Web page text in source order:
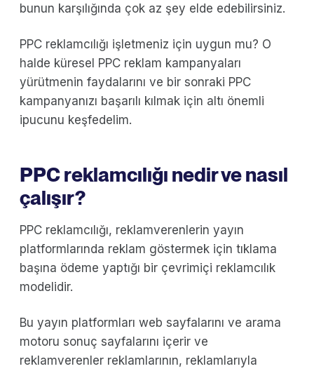
bunun karşılığında çok az şey elde edebilirsiniz.
PPC reklamcılığı işletmeniz için uygun mu? O
halde küresel PPC reklam kampanyaları
yürütmenin faydalarını ve bir sonraki PPC
kampanyanızı başarılı kılmak için altı önemli
ipucunu keşfedelim.
PPC reklamcılığı nedir ve nasıl
çalışır?
PPC reklamcılığı, reklamverenlerin yayın
platformlarında reklam göstermek için tıklama
başına ödeme yaptığı bir çevrimiçi reklamcılık
modelidir.
Bu yayın platformları web sayfalarını ve arama
motoru sonuç sayfalarını içerir ve
reklamverenler reklamlarının, reklamlarıyla